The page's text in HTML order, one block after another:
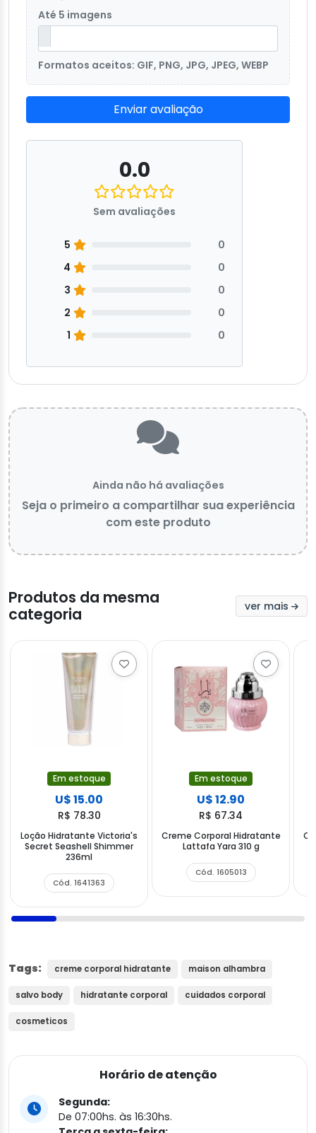
Até 5 imagens
Formatos aceitos: GIF, PNG, JPG, JPEG, WEBP
Enviar avaliação
0.0
Sem avaliações
5
0
4
0
3
0
2
0
1
0
Ainda não há avaliações
Seja o primeiro a compartilhar sua experiência
com este produto
Produtos da mesma
categoria
ver mais
Em estoque
U$ 15.00
R$ 78.30
Loção Hidratante Victoria's
Secret Seashell Shimmer
236ml
Cód. 1641363
Em estoque
U$ 12.90
R$ 67.34
Creme Corporal Hidratante
Lattafa Yara 310 g
Cód. 1605013
Tags: creme corporal hidratante maison alhambra
salvo body hidratante corporal cuidados corporal
cosmeticos
Horário de atenção
Segunda:
De 07:00hs. às 16:30hs.